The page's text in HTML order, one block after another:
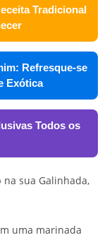
Tradicional
Refresque-se
Exótica
Todos os
na sua Galinhada,
uma marinada